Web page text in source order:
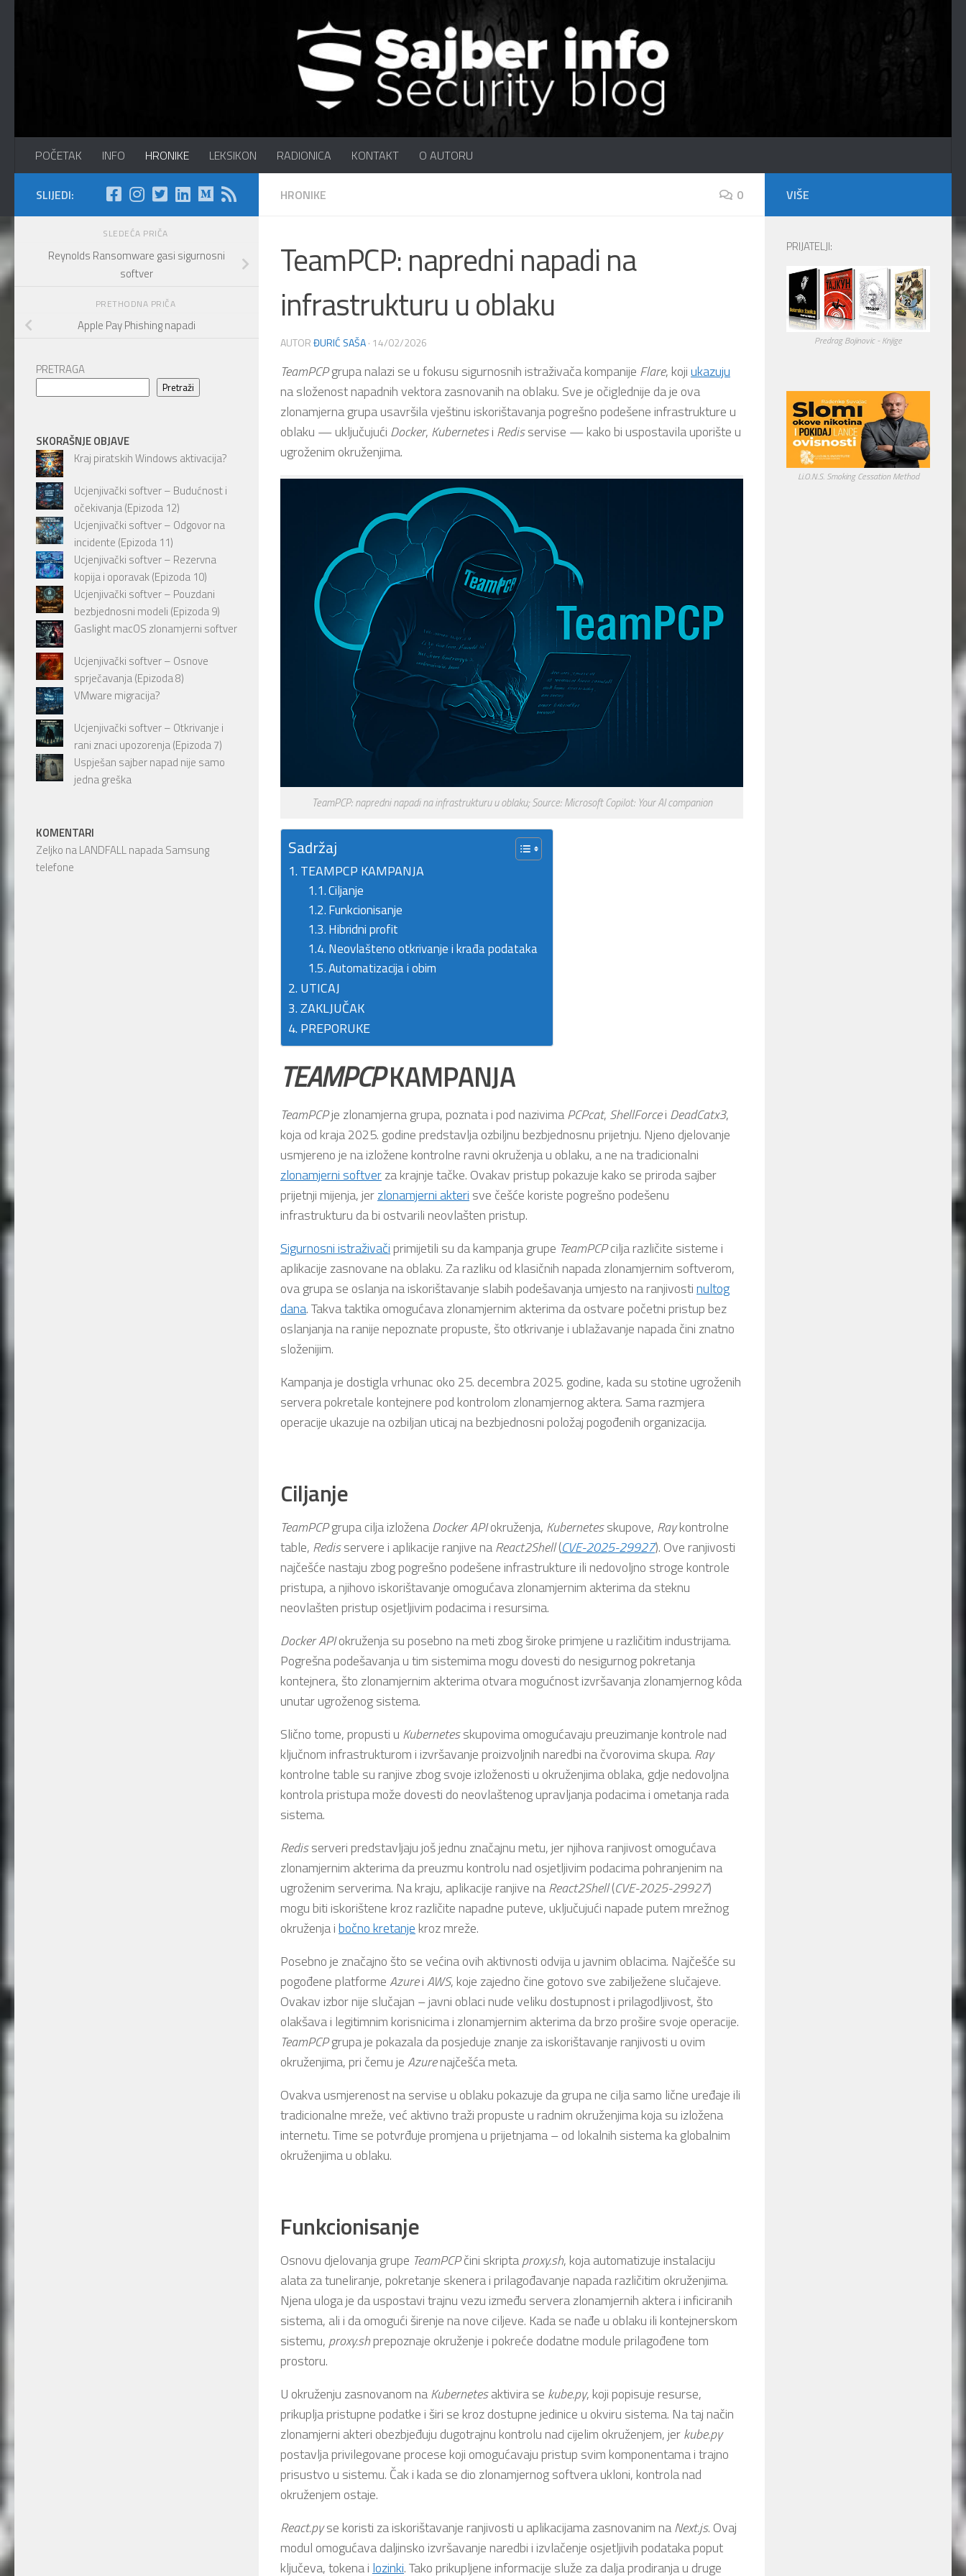
POČETAK INFO HRONIKE LEKSIKON RADIONICA KONTAKT O AUTORU
HRONIKE 0
TeamPCP: napredni napadi na
infrastrukturu u oblaku
AUTORĐURIĆ SAŠA· 14/02/2026
TeamPCPgrupa nalazi se u fokusu sigurnosnih istraživača kompanije Flare, kojiukazuju
na složenost napadnih vektora zasnovanih na oblaku. Sve je očiglednije da je ova
zlonamjerna grupa usavršila vještinu iskorištavanja pogrešno podešene infrastrukture u
oblaku — uključujući Docker, Kubernetesi Redisservise — kako bi uspostavila uporište u
ugroženim okruženjima.
TeamPCP: napredni napadi na infrastrukturu u oblaku; Source: Microsoft Copilot: Your AI companion
Sadržaj
TEAMPCP KAMPANJA
Ciljanje
Funkcionisanje
Hibridni profit
Neovlašteno otkrivanje i krađa podataka
Automatizacija i obim
UTICAJ
ZAKLJUČAK
PREPORUKE
TEAMPCPKAMPANJA
TeamPCPje zlonamjerna grupa, poznata i pod nazivimaPCPcat, ShellForcei DeadCatx3,
koja od kraja 2025. godine predstavlja ozbiljnu bezbjednosnu prijetnju. Njeno djelovanje
usmjereno je na izložene kontrolne ravni okruženja u oblaku, a ne na tradicionalni
zlonamjerni softverza krajnje tačke. Ovakav pristup pokazuje kako se priroda sajber
prijetnji mijenja, jerzlonamjerni akteri sve češće koriste pogrešno podešenu
infrastrukturu da bi ostvarili neovlašten pristup.
Sigurnosni istraživači primijetili su da kampanja grupe TeamPCPcilja različite sisteme i
aplikacije zasnovane na oblaku. Za razliku od klasičnih napada zlonamjernim softverom,
ova grupa se oslanja na iskorištavanje slabih podešavanja umjesto na ranjivostinultog
dana. Takva taktika omogućava zlonamjernim akterima da ostvare početni pristup bez
oslanjanja na ranije nepoznate propuste, što otkrivanje i ublažavanje napada čini znatno
složenijim.
Kampanja je dostigla vrhunac oko 25. decembra 2025. godine, kada su stotine ugroženih
servera pokretale kontejnere pod kontrolom zlonamjernog aktera. Sama razmjera
operacije ukazuje na ozbiljan uticaj na bezbjednosni položaj pogođenih organizacija.
Ciljanje
TeamPCPgrupa cilja izloženaDockerAPIokruženja, Kubernetesskupove, Raykontrolne
table, Redisservere i aplikacije ranjive naReact2Shell(CVE-2025-29927). Ove ranjivosti
najčešće nastaju zbog pogrešno podešene infrastrukture ili nedovoljno stroge kontrole
pristupa, a njihovo iskorištavanje omogućava zlonamjernim akterima da steknu
neovlašten pristup osjetljivim podacima i resursima.
Docker APIokruženja su posebno na meti zbog široke primjene u različitim industrijama.
Pogrešna podešavanja u tim sistemima mogu dovesti do nesigurnog pokretanja
kontejnera, što zlonamjernim akterima otvara mogućnost izvršavanja zlonamjernog kôda
unutar ugroženog sistema.
Slično tome, propusti u Kubernetesskupovima omogućavaju preuzimanje kontrole nad
ključnom infrastrukturom i izvršavanje proizvoljnih naredbi na čvorovima skupa. Ray
kontrolne table su ranjive zbog svoje izloženosti u okruženjima oblaka, gdje nedovoljna
kontrola pristupa može dovesti do neovlaštenog upravljanja podacima i ometanja rada
sistema.
Redisserveri predstavljaju još jednu značajnu metu, jer njihova ranjivost omogućava
zlonamjernim akterima da preuzmu kontrolu nad osjetljivim podacima pohranjenim na
ugroženim serverima. Na kraju, aplikacije ranjive naReact2Shell(CVE-2025-29927)
mogu biti iskorištene kroz različite napadne puteve, uključujući napade putem mrežnog
okruženja ibočno kretanje kroz mreže.
Posebno je značajno što se većina ovih aktivnosti odvija u javnim oblacima. Najčešće su
pogođene platformeAzureiAWS, koje zajedno čine gotovo sve zabilježene slučajeve.
Ovakav izbor nije slučajan – javni oblaci nude veliku dostupnost i prilagodljivost, što
olakšava i legitimnim korisnicima i zlonamjernim akterima da brzo prošire svoje operacije.
TeamPCPgrupa je pokazala da posjeduje znanje za iskorištavanje ranjivosti u ovim
okruženjima, pri čemu jeAzurenajčešća meta.
Ovakva usmjerenost na servise u oblaku pokazuje da grupa ne cilja samo lične uređaje ili
tradicionalne mreže, već aktivno traži propuste u radnim okruženjima koja su izložena
internetu. Time se potvrđuje promjena u prijetnjama – od lokalnih sistema ka globalnim
okruženjima u oblaku.
Funkcionisanje
Osnovu djelovanja grupe TeamPCPčini skriptaproxy.sh, koja automatizuje instalaciju
alata za tuneliranje, pokretanje skenera i prilagođavanje napada različitim okruženjima.
Njena uloga je da uspostavi trajnu vezu između servera zlonamjernih aktera i inficiranih
sistema, ali i da omogući širenje na nove ciljeve. Kada se nađe u oblaku ili kontejnerskom
sistemu, proxy.shprepoznaje okruženje i pokreće dodatne module prilagođene tom
prostoru.
U okruženju zasnovanom naKubernetesaktivira se kube.py, koji popisuje resurse,
prikuplja pristupne podatke i širi se kroz dostupne jedinice u okviru sistema. Na taj način
zlonamjerni akteri obezbjeđuju dugotrajnu kontrolu nad cijelim okruženjem, jerkube.py
postavlja privilegovane procese koji omogućavaju pristup svim komponentama i trajno
prisustvo u sistemu. Čak i kada se dio zlonamjernog softvera ukloni, kontrola nad
okruženjem ostaje.
React.pyse koristi za iskorištavanje ranjivosti u aplikacijama zasnovanim naNext.js. Ovaj
modul omogućava daljinsko izvršavanje naredbi i izvlačenje osjetljivih podataka poput
ključeva, tokena i lozinki. Tako prikupljene informacije služe za dalja prodiranja u druge
SLIJEDI:
SLEDEĆA PRIČA
Reynolds Ransomware gasi sigurnosni
softver
PRETHODNA PRIČA
Apple Pay Phishing napadi
PRETRAGA
Pretraži
SKORAŠNJE OBJAVE
Kraj piratskih Windows aktivacija?
Ucjenjivački softver – Budućnost i
očekivanja (Epizoda 12)
Ucjenjivački softver – Odgovor na
incidente (Epizoda 11)
Ucjenjivački softver – Rezervna
kopija i oporavak (Epizoda 10)
Ucjenjivački softver – Pouzdani
bezbjednosni modeli (Epizoda 9)
Gaslight macOS zlonamjerni softver
Ucjenjivački softver – Osnove
sprječavanja (Epizoda 8)
VMware migracija?
Ucjenjivački softver – Otkrivanje i
rani znaci upozorenja (Epizoda 7)
Uspješan sajber napad nije samo
jedna greška
KOMENTARI
Zeljko naLANDFALL napada Samsung
telefone
VIŠE
PRIJATELJI:
Predrag Bojinovic - Knjige
Li.O.N.S. Smoking Cessation Method